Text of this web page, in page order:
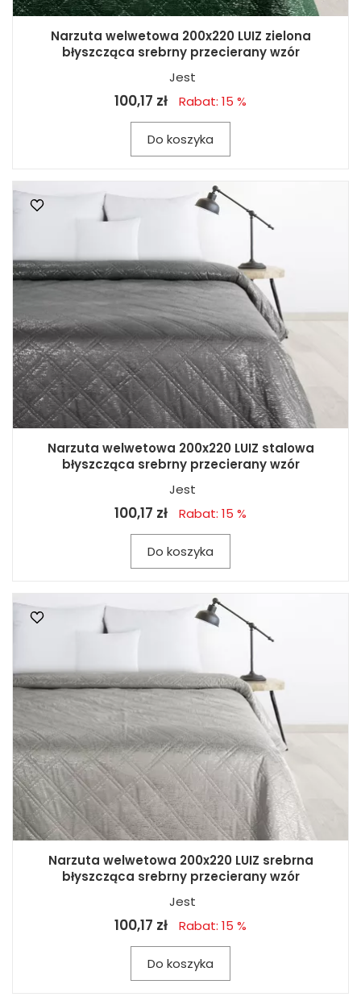
Narzuta welwetowa 200x220 LUIZ zielona
błyszcząca srebrny przecierany wzór
Jest
100,17 zł Rabat: 15 %
Do koszyka
Narzuta welwetowa 200x220 LUIZ stalowa
błyszcząca srebrny przecierany wzór
Jest
100,17 zł Rabat: 15 %
Do koszyka
Narzuta welwetowa 200x220 LUIZ srebrna
błyszcząca srebrny przecierany wzór
Jest
100,17 zł Rabat: 15 %
Do koszyka